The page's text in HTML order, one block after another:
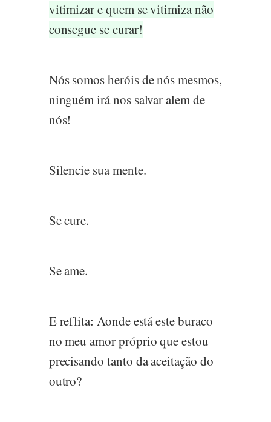
vitimizar e quem se vitimiza não
consegue se curar!
Nós somos heróis de nós mesmos,
ninguém irá nos salvar alem de
nós!
Silencie sua mente.
Se cure.
Se ame.
E reflita: Aonde está este buraco
no meu amor próprio que estou
precisando tanto da aceitação do
outro?